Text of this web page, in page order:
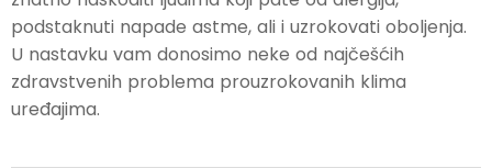
podstaknuti napade astme, ali i uzrokovati oboljenja.
U nastavku vam donosimo neke od najčešćih
zdravstvenih problema prouzrokovanih klima
uređajima.